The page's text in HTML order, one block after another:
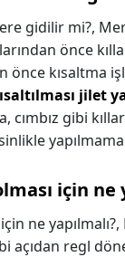
gidilir mi?,
önce
önce kısaltma
jilet
cımbız gibi
için ne
ne yapılmalı?,
açıdan regl